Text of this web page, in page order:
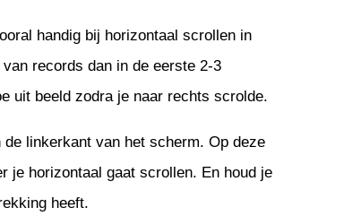
handig bij horizontaal scrollen in
records dan in de eerste 2-3
uit beeld zodra je naar rechts scrolde.
linkerkant van het scherm. Op deze
je horizontaal gaat scrollen. En houd je
heeft.